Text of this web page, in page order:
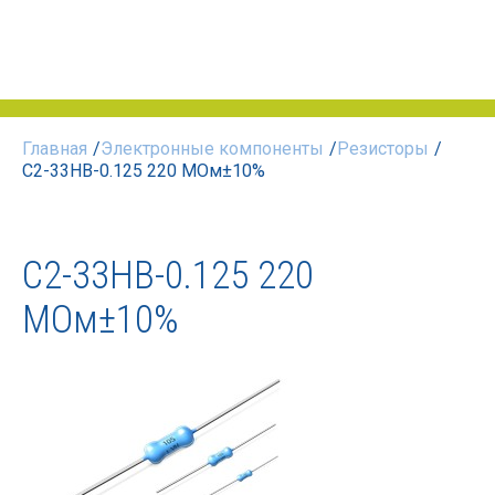
Главная /Электронные компоненты /Резисторы /
С2-33НВ-0.125 220 МОм±10%
С2-33НВ-0.125 220
МОм±10%